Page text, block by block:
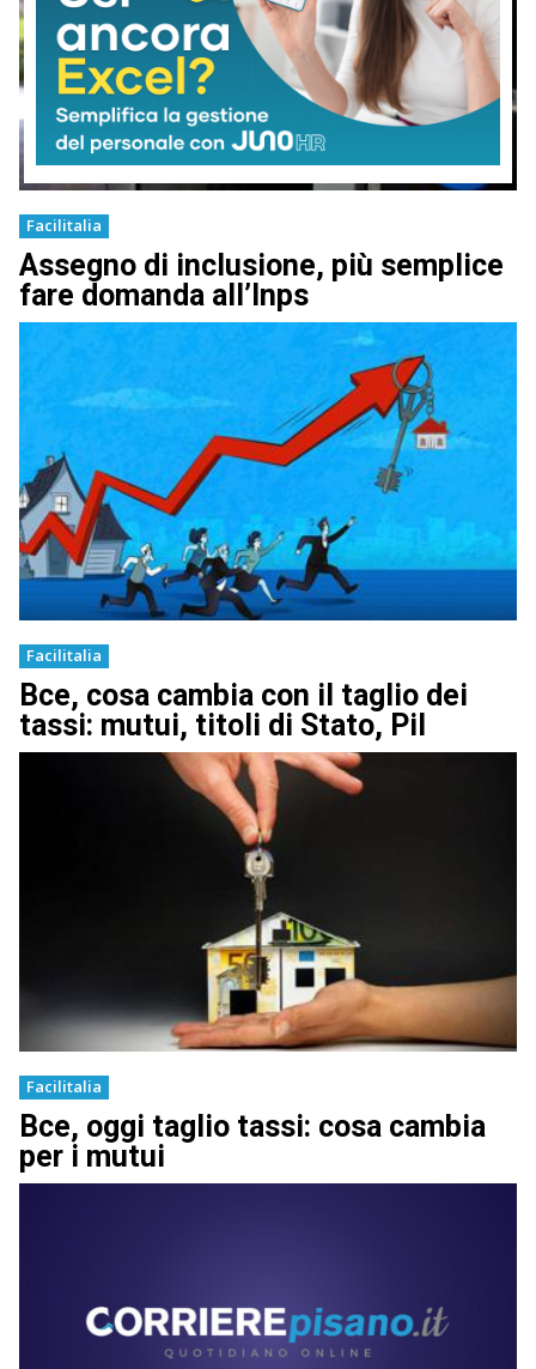
Facilitalia
Assegno di inclusione, più semplice
fare domanda all’Inps
Facilitalia
Bce, cosa cambia con il taglio dei
tassi: mutui, titoli di Stato, Pil
Facilitalia
Bce, oggi taglio tassi: cosa cambia
per i mutui